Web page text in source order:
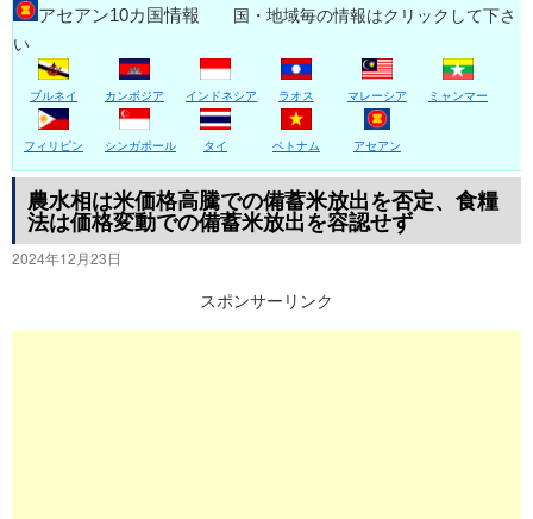
ン
ツ
へ
ス
キ
ッ
アセアン10カ国情報 国・地域毎の情報はクリックして下さ
い
ブルネイ カンボジア インドネシア ラオス マレーシア ミャンマー
フィリピン シンガポール タイ ベトナム アセアン
農水相は米価格高騰での備蓄米放出を否定、食糧
法は価格変動での備蓄米放出を容認せず
2024年12月23日
スポンサーリンク